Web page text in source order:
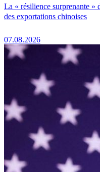
La « résilience surprenante »
des exportations chinoises
07.08.2026